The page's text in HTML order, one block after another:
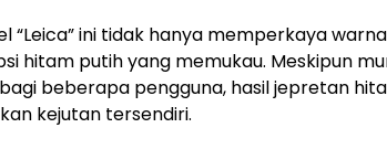
“Leica” ini tidak hanya memperkaya
hitam putih yang memukau. Meskipun
beberapa pengguna, hasil jepretan
kejutan tersendiri.